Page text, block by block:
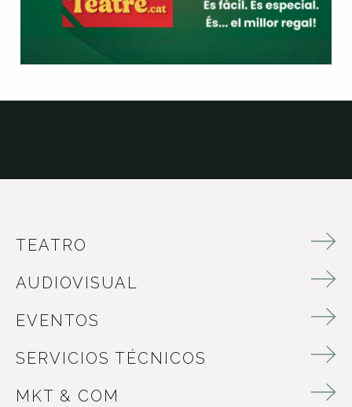
TEATRO
AUDIOVISUAL
EVENTOS
SERVICIOS TÉCNICOS
MKT & COM